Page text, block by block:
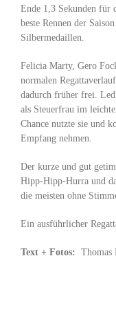
Ende 1,3 Sekunden für
beste Rennen der
Silbermedaillen.
Felicia Marty, Gero
normalen
dadurch früher frei.
als Steuerfrau im
Chance nutzte sie und
Empfang nehmen.
Der kurze und gut
Hipp-Hipp-Hurra und
die meisten ohne
Ein ausführlicher
Text + Fotos: Thomas